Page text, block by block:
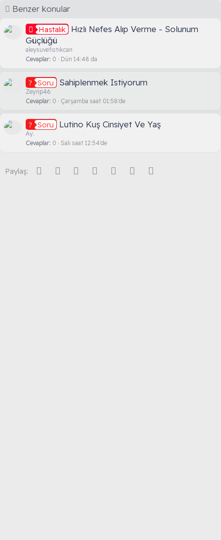
e
Benzer konular
Hastalık
Hızlı Nefes Alıp Verme - Solunum
Güçlüğü
aleysuvefıstıkcan
Cevaplar 0 Dün 14:48 da
Soru Sahiplenmek Istiyorum
Zeynp46
Cevaplar 0 Çarşamba saat 01:58'de
Soru Lutino Kuş Cinsiyet Ve Yaş
Ay.
Cevaplar 0 Salı saat 12:54'de
Paylaş: Facebook
Twitter Reddit PinterestTumblr WhatsApp